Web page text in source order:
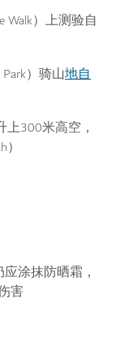
Walk）上测验自
）骑山地自
上300米高空，
涂抹防晒霜，
害